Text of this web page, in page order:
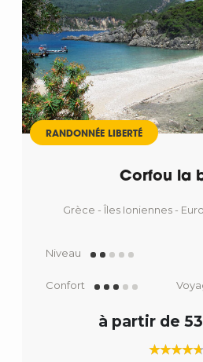
RANDONNÉE LIBERTÉ
Corfou la
Grèce - Îles Ioniennes -
Niveau
Confort
à partir de